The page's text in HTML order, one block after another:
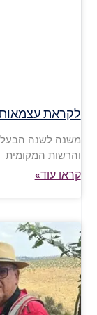
לקראת עצמאות
משנה לשנה
והרשות המקומית
קראו עוד»